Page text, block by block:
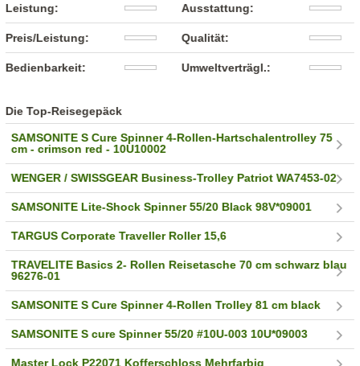
Leistung: Ausstattung:
Preis/Leistung: Qualität:
Bedienbarkeit: Umweltverträgl.:
Die Top-Reisegepäck
SAMSONITE S Cure Spinner 4-Rollen-Hartschalentrolley 75
cm - crimson red - 10U10002
WENGER / SWISSGEAR Business-Trolley Patriot WA7453-02
SAMSONITE Lite-Shock Spinner 55/20 Black 98V*09001
TARGUS Corporate Traveller Roller 15,6
TRAVELITE Basics 2- Rollen Reisetasche 70 cm schwarz blau
96276-01
SAMSONITE S Cure Spinner 4-Rollen Trolley 81 cm black
SAMSONITE S cure Spinner 55/20 #10U-003 10U*09003
Master Lock P22071 Kofferschloss Mehrfarbig